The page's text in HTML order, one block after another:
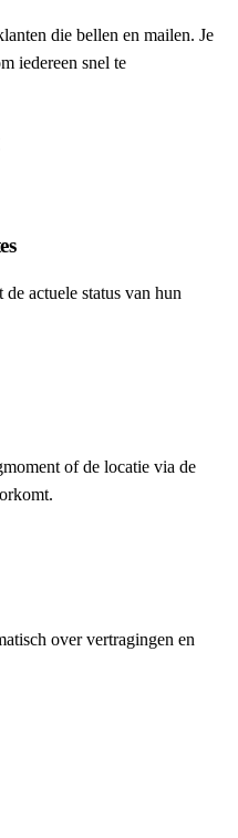
die bellen en mailen. Je
iedereen snel te
actuele status van hun
of de locatie via de
over vertragingen en